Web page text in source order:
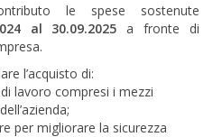
le spese sostenute
al 30.09.2025a fronte di
l’acquisto di:
lavoro compresi i mezzi
per migliorare la sicurezza